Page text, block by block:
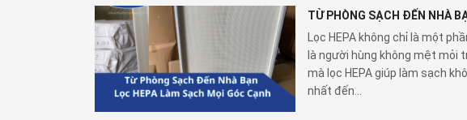
TỪ PHÒNG SẠCH ĐẾN NHÀ
Lọc HEPA không chỉ là một
là người hùng không mệt mỏi
mà lọc HEPA giúp làm sạch
nhất đến...